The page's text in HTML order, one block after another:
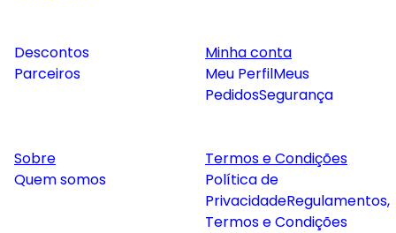
Descontos
Parceiros
Minha conta
Meu PerfilMeus
PedidosSegurança
Sobre
Quem somos
Termos e Condições
Política de
PrivacidadeRegulamentos,
Termos e Condições